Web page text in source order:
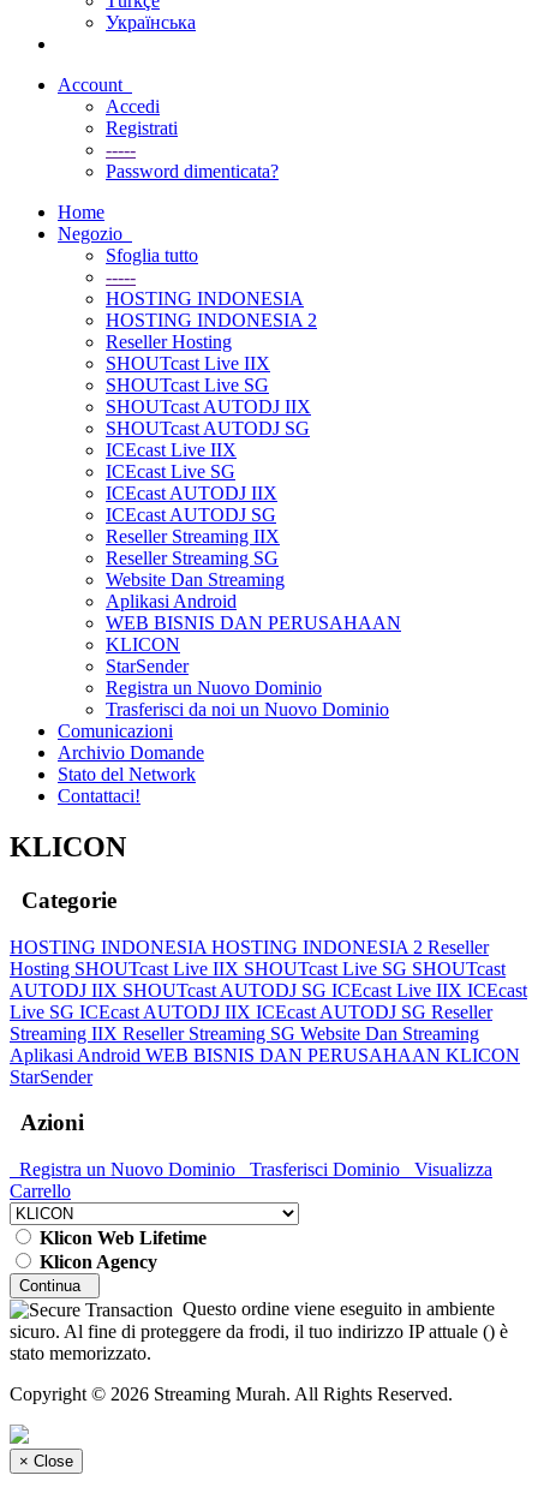
Українська
Account
Accedi
Registrati
-----
Password dimenticata?
Home
Negozio
Sfoglia tutto
-----
HOSTING INDONESIA
HOSTING INDONESIA 2
Reseller Hosting
SHOUTcast Live IIX
SHOUTcast Live SG
SHOUTcast AUTODJ IIX
SHOUTcast AUTODJ SG
ICEcast Live IIX
ICEcast Live SG
ICEcast AUTODJ IIX
ICEcast AUTODJ SG
Reseller Streaming IIX
Reseller Streaming SG
Website Dan Streaming
Aplikasi Android
WEB BISNIS DAN PERUSAHAAN
KLICON
StarSender
Registra un Nuovo Dominio
Trasferisci da noi un Nuovo Dominio
Comunicazioni
Archivio Domande
Stato del Network
Contattaci!
KLICON
Categorie
HOSTING INDONESIA HOSTING INDONESIA 2 Reseller
Hosting SHOUTcast Live IIX SHOUTcast Live SG SHOUTcast
AUTODJ IIX SHOUTcast AUTODJ SG ICEcast Live IIX ICEcast
Live SG ICEcast AUTODJ IIX ICEcast AUTODJ SG Reseller
Streaming IIX Reseller Streaming SG Website Dan Streaming
Aplikasi Android WEB BISNIS DAN PERUSAHAAN KLICON
StarSender
Azioni
Registra un Nuovo Dominio Trasferisci Dominio
Visualizza
Carrello
Klicon Web Lifetime
Klicon Agency
Continua
Questo ordine viene eseguito in ambiente
sicuro. Al fine di proteggere da frodi, il tuo indirizzo IP attuale () è
stato memorizzato.
Copyright © 2026 Streaming Murah. All Rights Reserved.
× Close